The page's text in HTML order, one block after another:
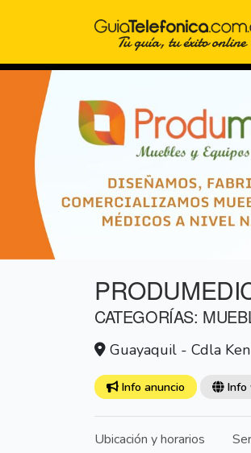
CATEGORÍAS:
Guayaquil - Cdla
Info anuncio Info
Ubicación y horarios